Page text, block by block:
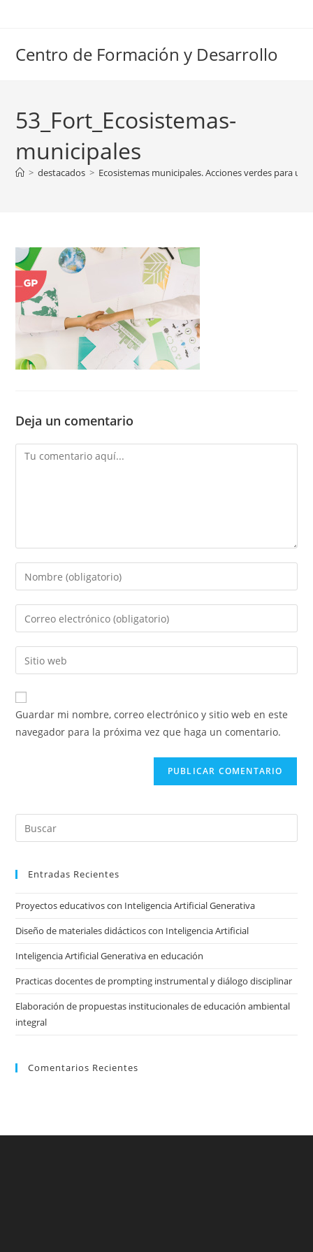
Centro de Formación y Desarrollo
53_Fort_Ecosistemas-
municipales
> destacados > Ecosistemas municipales. Acciones verdes para un
Deja un comentario
Comentario
Introducí
tu
nombre
de
usuario
para
comentar
Introducí
tu
dirección
de
electrónico
para
comentar
Introducí
la
URL
de
Guardar mi nombre, correo electrónico y sitio web en este
navegador para la próxima vez que haga un comentario.
Entradas Recientes
Proyectos educativos con Inteligencia Artificial Generativa
Diseño de materiales didácticos con Inteligencia Artificial
Inteligencia Artificial Generativa en educación
Practicas docentes de prompting instrumental y diálogo disciplinar
Elaboración de propuestas institucionales de educación ambiental
integral
Comentarios Recientes